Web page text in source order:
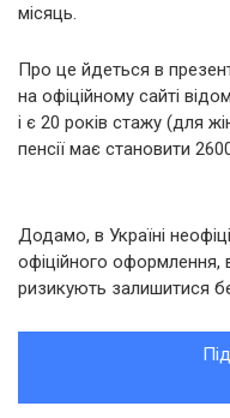
місяць.
Про це йдеться в
на офіційному сайті
і є 20 років стажу (для
пенсії має становити
Додамо, в Україні
офіційного оформлення,
ризикують залишитися